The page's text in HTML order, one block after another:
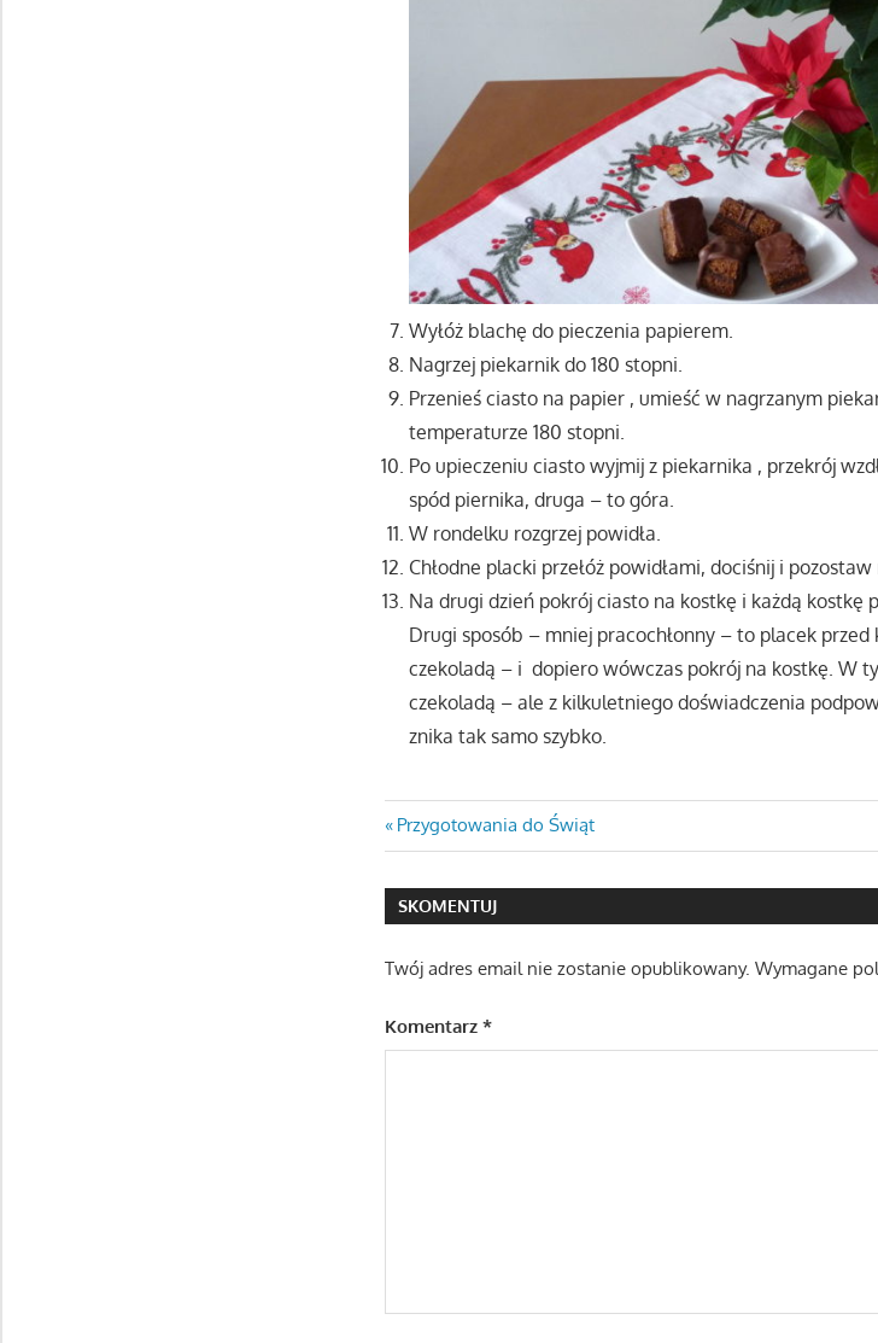
Wyłóż blachę do pieczenia papierem.
Nagrzej piekarnik do 180 stopni.
Przenieś ciasto na papier , umieść w nagrzanym
temperaturze 180 stopni.
Po upieczeniu ciasto wyjmij z piekarnika , przekrój
spód piernika, druga – to góra.
W rondelku rozgrzej powidła.
Chłodne placki przełóż powidłami, dociśnij i pozostaw
Na drugi dzień pokrój ciasto na kostkę i każdą kostkę
Drugi sposób – mniej pracochłonny – to placek
czekoladą – i dopiero wówczas pokrój na kostkę. W
czekoladą – ale z kilkuletniego doświadczenia
znika tak samo szybko.
Nawigacja
wpisu
Previous
Post:
Przygotowania do Świąt
SKOMENTUJ
Twój adres email nie zostanie opublikowany. Wymagane
Komentarz*